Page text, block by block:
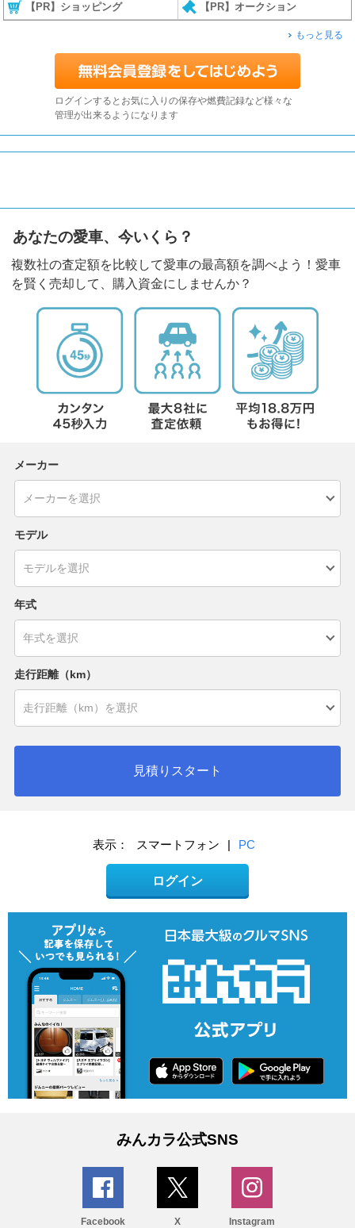
【PR】ショッピング 【PR】オークション
もっと見る
ログインするとお気に入りの保存や燃費記録など様々な
管理が出来るようになります
あなたの愛車、今いくら？
複数社の査定額を比較して愛車の最高額を調べよう！愛車
を賢く売却して、購入資金にしませんか？
メーカー
モデル
年式
走行距離（km）
見積りスタート
表示： スマートフォン | PC
ログイン
みんカラ公式SNS
Facebook X Instagram